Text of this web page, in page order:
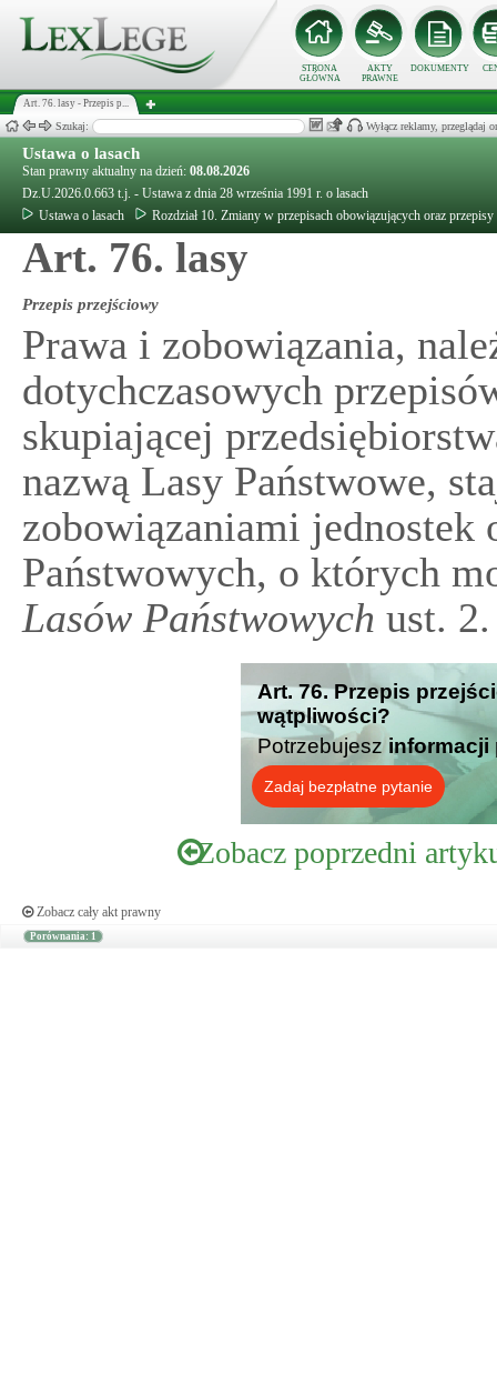
STRONA
GŁÓWNA
AKTY
PRAWNE
DOKUMENTY
Art. 76. lasy - Przepis p...
Szukaj: Wyłącz reklamy, przeglądaj
Ustawa o lasach
Stan prawny aktualny na dzień: 08.08.2026
Dz.U.2026.0.663 t.j. - Ustawa z dnia 28 września 1991 r. o lasach
Ustawa o lasach
Rozdział 10. Zmiany w przepisach obowiązujących oraz
Art. 76. lasy
Przepis przejściowy
Prawa i zobowiązania,
dotychczasowych
skupiającej
nazwą Lasy Państwowe,
zobowiązaniami jednostek
Państwowych, o których
Lasów Państwowych ust. 2.
Art. 76. Przepis
wątpliwości?
Potrzebujesz informacji
Zadaj bezpłatne pytanie
Zobacz poprzedni
Zobacz cały akt prawny
Porównania: 1